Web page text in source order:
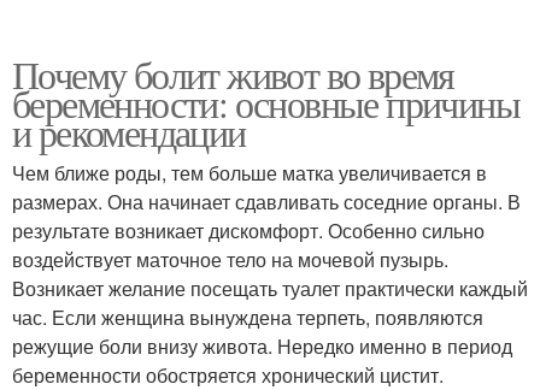
Почему болит живот во время
беременности: основные причины
и рекомендации
Чем ближе роды, тем больше матка увеличивается в
размерах. Она начинает сдавливать соседние органы. В
результате возникает дискомфорт. Особенно сильно
воздействует маточное тело на мочевой пузырь.
Возникает желание посещать туалет практически каждый
час. Если женщина вынуждена терпеть, появляются
режущие боли внизу живота. Нередко именно в период
беременности обостряется хронический цистит.